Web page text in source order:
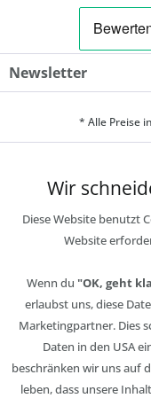
Newsletter
* Alle Preise
Wir
Diese Website benutzt
Website
Wenn du "OK, geht
erlaubst uns, diese
Marketingpartner. Dies
Daten in den USA
beschränken wir uns auf
leben, dass unsere